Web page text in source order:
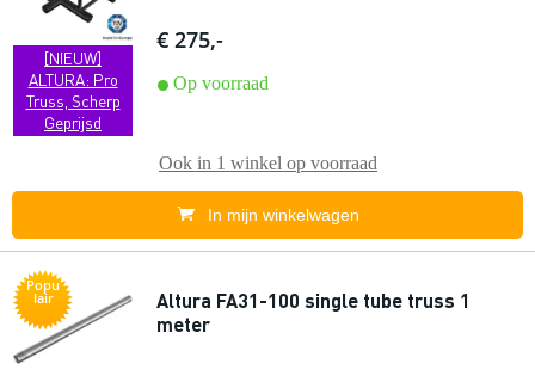
[NIEUW]
ALTURA: Pro
Truss, Scherp
Geprijsd
€ 275,-
Op voorraad
Ook in 1 winkel op voorraad
In mijn winkelwagen
Popu
lair
Altura FA31-100 single tube truss 1
meter